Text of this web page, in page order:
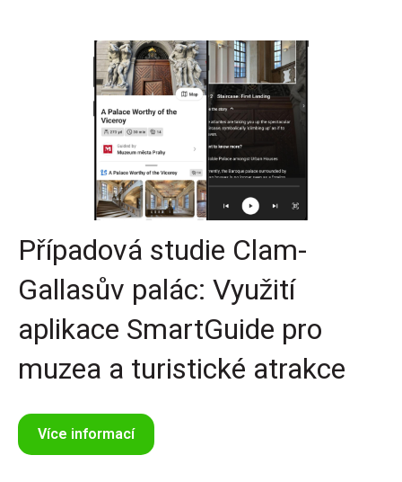
Případová studie Clam-
Gallasův palác: Využití
aplikace SmartGuide pro
muzea a turistické atrakce
Více informací